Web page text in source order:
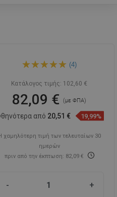
αποστράγγιση 2 σε 1 80 cm,
(4)
Κατάλογος τιμής: 102,60 €
82,09 €(με ΦΠΑ)
από 20,51 € 19,99%
χαμηλότερη τιμή των τελευταίων 30
ημερών
πριν από την έκπτωση: 82,09 €
- +